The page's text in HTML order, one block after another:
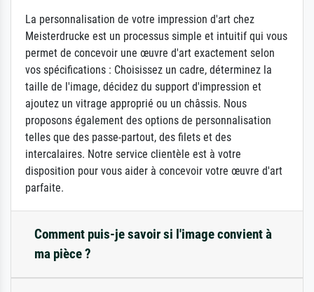
La personnalisation de votre impression d'art chez
Meisterdrucke est un processus simple et intuitif qui vous
permet de concevoir une œuvre d'art exactement selon
vos spécifications : Choisissez un cadre, déterminez la
taille de l'image, décidez du support d'impression et
ajoutez un vitrage approprié ou un châssis. Nous
proposons également des options de personnalisation
telles que des passe-partout, des filets et des
intercalaires. Notre service clientèle est à votre
disposition pour vous aider à concevoir votre œuvre d'art
parfaite.
Comment puis-je savoir si l'image convient à
ma pièce ?